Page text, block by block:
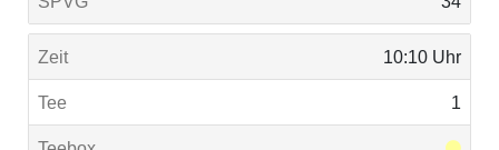
10:10 Uhr
1